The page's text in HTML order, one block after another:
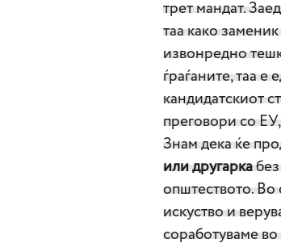
трет мандат.
таа како
извонредно
ѓраѓаните, таа е
кандидатскиот
преговори со
Знам дека ќе
или другаркабез
општеството. Во
искуство и
соработуваме